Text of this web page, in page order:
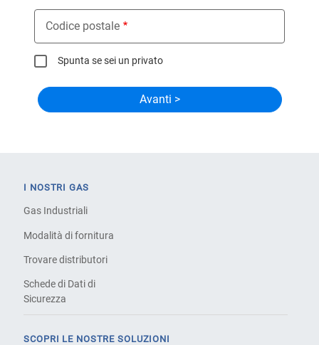
Codice postale
Spunta se sei un privato
I NOSTRI GAS
Gas Industriali
Modalità di fornitura
Trovare distributori
Schede di Dati di
Sicurezza
SCOPRI LE NOSTRE SOLUZIONI